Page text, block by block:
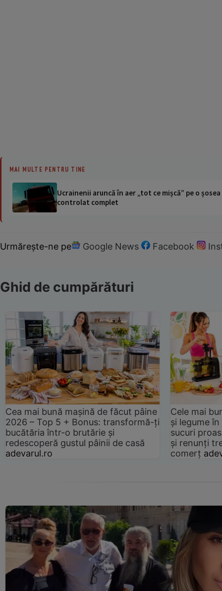
MAI MULTE PENTRU TINE
Ucrainenii aruncă în aer „tot ce mișcă” pe o
controlat complet
Urmărește-ne pe Google News Facebook
Ghid de cumpărături
Cea mai bună mașină de făcut pâine
2026 – Top 5 + Bonus: transformă-ți
bucătăria într-o brutărie și
redescoperă gustul pâinii de casă
adevarul.ro
Cele mai
și legume
sucuri
și renunți
comerț